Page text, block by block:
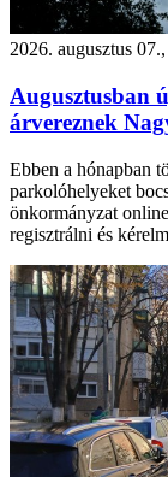
2026. augusztus
Augusztusban
árvereznek
Ebben a hónapban
parkolóhelyeket
önkormányzat
regisztrálni és